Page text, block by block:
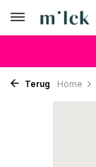
Terug Home